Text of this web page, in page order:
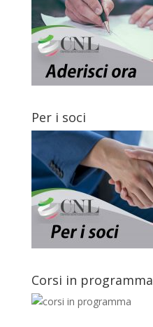
Per i soci
Corsi in programma